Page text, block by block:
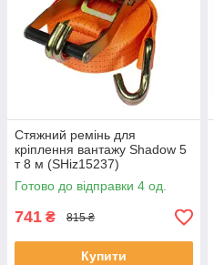
Стяжний ремінь для
кріплення вантажу Shadow 5
т 8 м (SHiz15237)
Готово до відправки 4 од.
741 ₴ 815 ₴
Купити